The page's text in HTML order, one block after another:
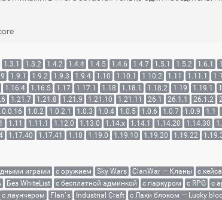
1.3.1 1.3.2 1.4.2 1.4.4 1.4.5 1.4.6 1.4.7 1.5.1 1.5.2 1.6.1
1.9.1 1.9.2 1.9.3 1.9.4 1.10 1.10.1 1.10.2 1.11 1.11.1
1.16.4 1.16.5 1.17 1.17.1 1.18 1.18.1 1.18.2 1.19 1.19.1
1.21.7 1.21.8 1.21.9 1.21.10 1.21.11 26.1 26.1.1 26.1.2
1.0.2 1.0.2.1 1.0.3 1.0.4 1.0.5 1.0.6 1.0.7 1.0.9 1.1
1.11 1.11.1 1.12.0 1.13.0 1.14.x 1.14.1 1.14.20 1.14.30
1.17.40 1.17.41 1.18 1.19.0 1.19.10 1.19.20 1.19.22
играми с оружием Sky Wars ClanWar — Кланы с
Без WhiteList с бесплатной админкой с паркуром с RPG с
с лаунчером Flan`s Industrial Craft с Лаки блоком — Lucky